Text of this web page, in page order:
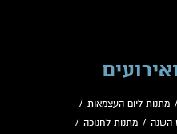
/ מתנות ליום העצמאות /
השנה / מתנות לחנוכה /